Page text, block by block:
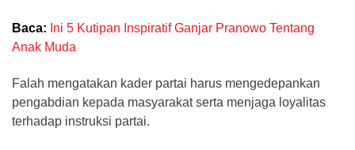
Baca: Ini 5 Kutipan Inspiratif Ganjar Pranowo Tentang
Anak Muda
Falah mengatakan kader partai harus mengedepankan
pengabdian kepada masyarakat serta menjaga loyalitas
terhadap instruksi partai.